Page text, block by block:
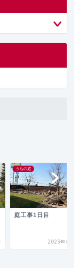
うちの庭
庭工事1日目
2023年4